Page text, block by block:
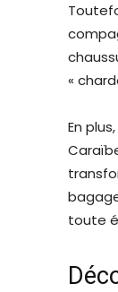
«
En
toute